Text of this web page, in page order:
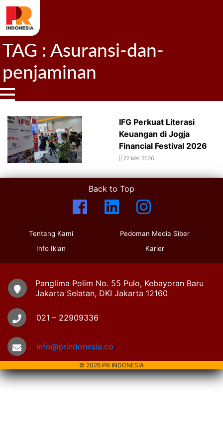
TAG : Asuransi-dan-
penjaminan
IFG Perkuat Literasi
Keuangan di Jogja
Financial Festival 2026
22 Mei 2026
Back to Top
Tentang Kami
Info Iklan
Pedoman Media Siber
Karier
Panglima Polim No. 55 Pulo, Kebayoran Baru
Jakarta Selatan, DKI Jakarta 12160
021 – 22909336
info@prindonesia.co
© 2026 PR INDONESIA